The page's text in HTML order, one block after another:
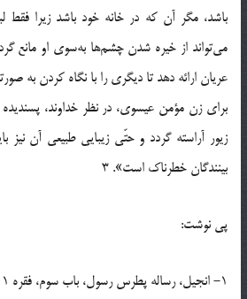
باشد، مگر آن‌ كه در خانه خود باشد زيرا فقط
مي‌تواند از خيره شدن چشم‌ها به‌سوي او مانع
عريان ارائه دهد تا ديگري را با نگاه كردن به
براي زن مؤمن عيسوي، در نظر خداوند،
زيور آراسته گردد و حتّي زيبايي طبيعي آن نيز
بينندگان خطرناك است». 3
پي نوشت:
1- انجيل، رساله پطرس رسول، باب سوم، فقره 1 – 6